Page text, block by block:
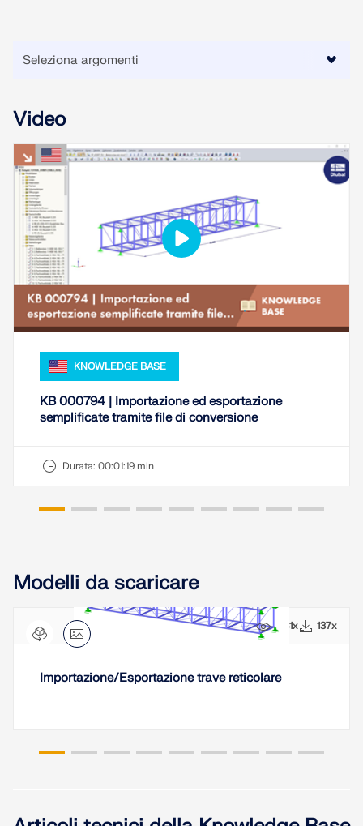
Video
KNOWLEDGE BASE
KB 000794 | Importazione ed esportazione
semplificate tramite file di conversione
Durata: 00:01:19 min
Modelli da scaricare
1381x 137x
Importazione/Esportazione trave reticolare